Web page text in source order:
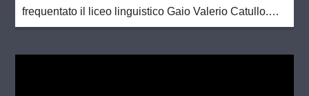
frequentato il liceo linguistico Gaio Valerio Catullo.
Frequentante del corso di laurea di lingue orientali